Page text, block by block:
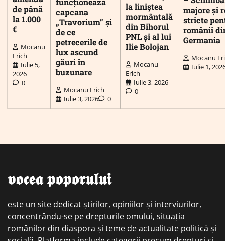
de până
la 1.000
€
Mocanu
Erich
Iulie 5,
2026
0
capcana
„Travorium” și
de ce
petrecerile de
lux ascund
găuri în
buzunare
Mocanu Erich
Iulie 3, 2026
0
la liniștea
mormântală
din Bihorul
PNL și al lui
Ilie Bolojan
Mocanu
Erich
Iulie 3, 2026
0
majore și
stricte
românii
Germania
Mocanu
Iulie 1,
𝖛𝖔𝖈𝖊𝖆 𝖕𝖔𝖕𝖔𝖗𝖚𝖑𝖚𝖎
este un site dedicat știrilor, opiniilor și interviurilor,
concentrându-se pe drepturile omului, situația
românilor din diaspora și teme de actualitate politică și